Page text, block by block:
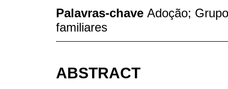
Palavras-chave Adoção;
familiares
ABSTRACT